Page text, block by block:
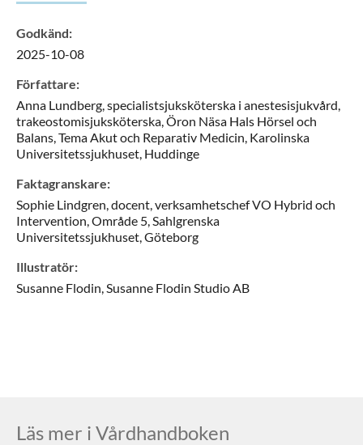
Godkänd:
2025-10-08
Författare:
Anna Lundberg, specialistsjuksköterska i anestesisjukvård,
trakeostomisjuksköterska, Öron Näsa Hals Hörsel och
Balans, Tema Akut och Reparativ Medicin, Karolinska
Universitetssjukhuset, Huddinge
Faktagranskare:
Sophie Lindgren, docent, verksamhetschef VO Hybrid och
Intervention, Område 5, Sahlgrenska
Universitetssjukhuset, Göteborg
Illustratör:
Susanne Flodin, Susanne Flodin Studio AB
Läs mer i Vårdhandboken